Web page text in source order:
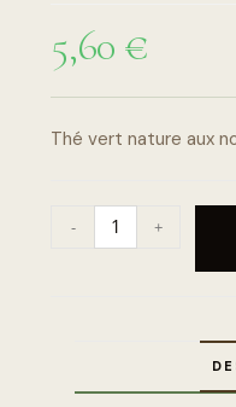
5,60 €
Thé vert nature aux
- +